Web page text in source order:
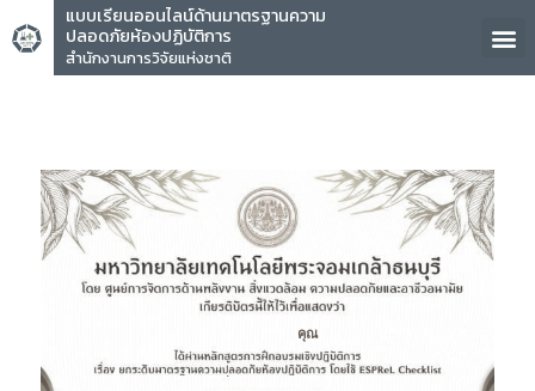
แบบเรียนออนไลน์ด้านมาตรฐานความ
ปลอดภัยห้องปฏิบัติการ
สำนักงานการวิจัยแห่งชาติ
คุณ